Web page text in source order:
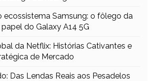
ecossistema Samsung: o fôlego da
do Galaxy A14 5G
da Netflix: Histórias Cativantes e
de Mercado
Das Lendas Reais aos Pesadelos